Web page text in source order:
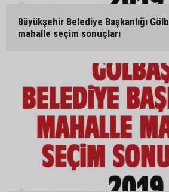
Büyükşehir Belediye Başkanlığı
mahalle seçim sonuçları